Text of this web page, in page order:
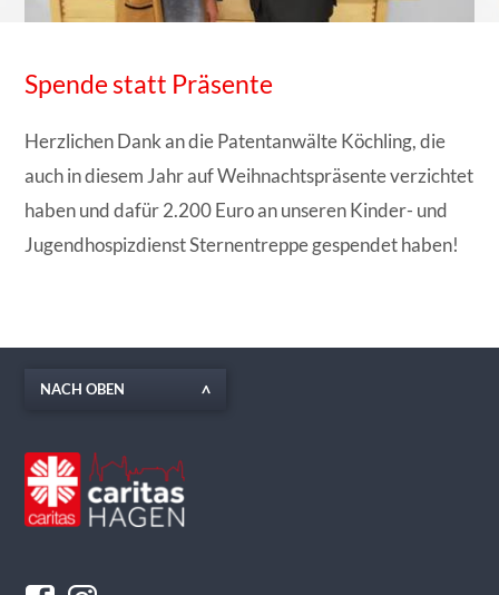
Spende statt Präsente
Herzlichen Dank an die Patentanwälte Köchling, die
auch in diesem Jahr auf Weihnachtspräsente verzichtet
haben und dafür 2.200 Euro an unseren Kinder- und
Jugendhospizdienst Sternentreppe gespendet haben!
NACH OBEN